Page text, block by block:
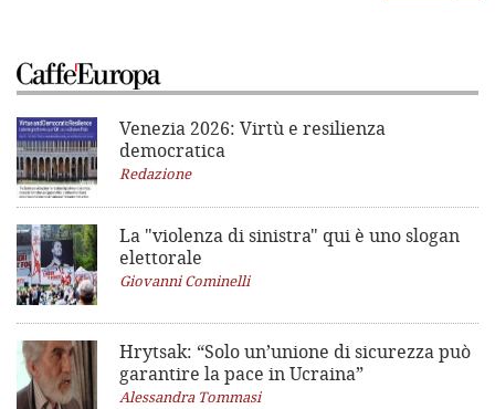
Venezia 2026: Virtù e resilienza
democratica
Redazione
La "violenza di sinistra" qui è uno slogan
elettorale
Giovanni Cominelli
Hrytsak: “Solo un’unione di sicurezza può
garantire la pace in Ucraina”
Alessandra Tommasi